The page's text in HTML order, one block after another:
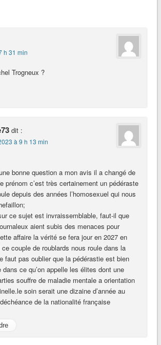
h 31 min
Trogneux ?
dit :
à 9 h 13 min
bonne question a mon avis il a changé de
prénom c’est très certainement un pédéraste
depuis des années l’homosexuel qui nous
ce sujet est invraissemblable, faut-il que
aient subis des menaces pour
affaire la vérité se fera jour en 2027 en
couple de roublards nous roule dans la
faut pas oublier que la pédérastie est bien
dans ce qu’on appelle les élites dont une
souffre de maladie mentale a orientation
soin serait une dizaine d’année au
de la nationalité française